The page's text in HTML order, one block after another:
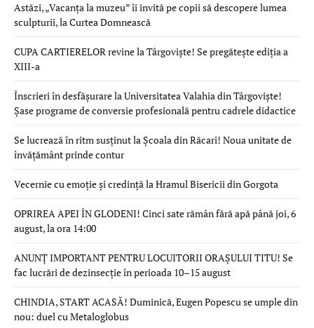
Astăzi, „Vacanța la muzeu” îi invită pe copii să descopere lumea
sculpturii, la Curtea Domnească
CUPA CARTIERELOR revine la Târgoviște! Se pregătește ediția a
XIII-a
Înscrieri în desfășurare la Universitatea Valahia din Târgoviște!
Șase programe de conversie profesională pentru cadrele didactice
Se lucrează în ritm susținut la Școala din Răcari! Noua unitate de
învățământ prinde contur
Vecernie cu emoție și credință la Hramul Bisericii din Gorgota
OPRIREA APEI ÎN GLODENI! Cinci sate rămân fără apă până joi, 6
august, la ora 14:00
ANUNȚ IMPORTANT PENTRU LOCUITORII ORAȘULUI TITU! Se
fac lucrări de dezinsecție în perioada 10–15 august
CHINDIA, START ACASĂ! Duminică, Eugen Popescu se umple din
nou: duel cu Metaloglobus